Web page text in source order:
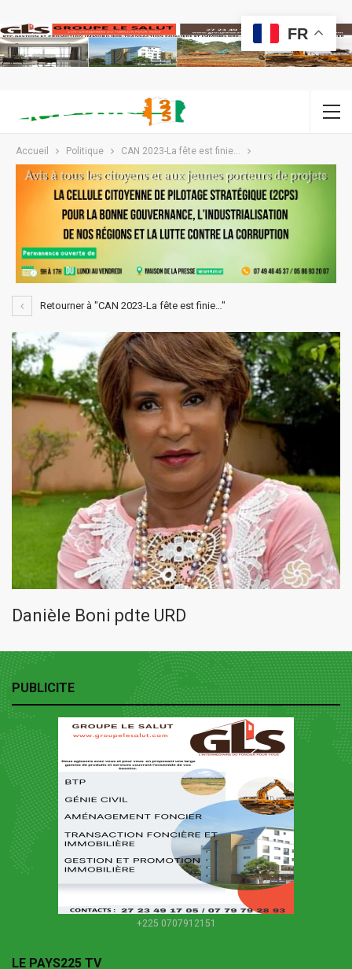
Accueil Politique CAN 2023-La fête est finie…
Retourner à "CAN 2023-La fête est finie…"
Danièle Boni pdte URD
PUBLICITE
+225 0707912151
LE PAYS225 TV
FR